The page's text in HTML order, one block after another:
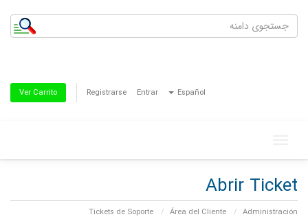
Español
Entrar
Registrarse
Ver Carrito
navigation
Abrir Ticket
Administración
Área del Cliente
Tickets de Soporte